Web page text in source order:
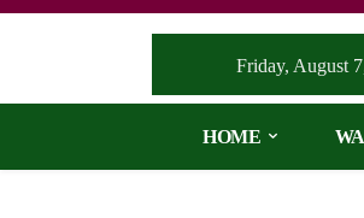
Friday, August
HOME